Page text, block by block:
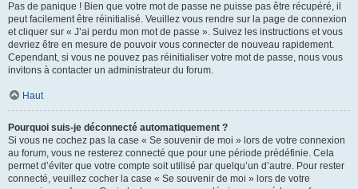
Pas de panique ! Bien que votre mot de passe ne puisse pas être récupéré, il
peut facilement être réinitialisé. Veuillez vous rendre sur la page de connexion
et cliquer sur « J’ai perdu mon mot de passe ». Suivez les instructions et vous
devriez être en mesure de pouvoir vous connecter de nouveau rapidement.
Cependant, si vous ne pouvez pas réinitialiser votre mot de passe, nous vous
invitons à contacter un administrateur du forum.
Haut
Pourquoi suis-je déconnecté automatiquement ?
Si vous ne cochez pas la case « Se souvenir de moi » lors de votre connexion
au forum, vous ne resterez connecté que pour une période prédéfinie. Cela
permet d’éviter que votre compte soit utilisé par quelqu’un d’autre. Pour rester
connecté, veuillez cocher la case « Se souvenir de moi » lors de votre